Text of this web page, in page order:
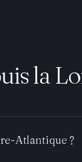
la
Atlantique ?